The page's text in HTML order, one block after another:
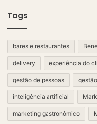
Tags
bares e restaurantes
delivery experiência do
gestão de pessoas
inteligência artificial
marketing gastronômico